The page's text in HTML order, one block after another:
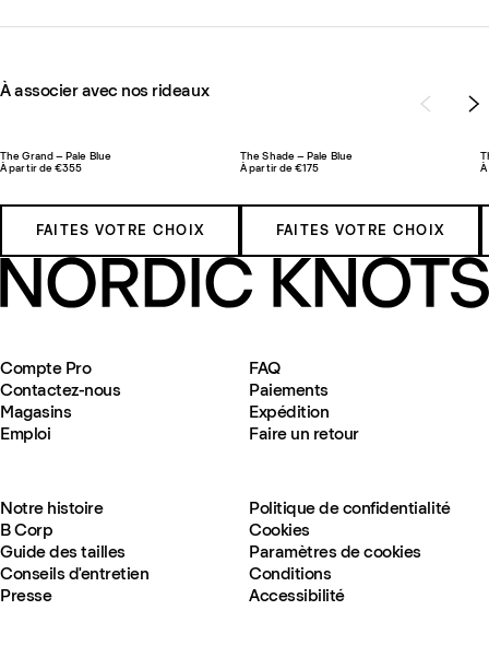
À associer avec nos rideaux
The Grand – Pale Blue
À partir de €355
FAITES VOTRE CHOIX
The Shade – Pale Blue
À partir de €175
FAITES VOTRE CHOIX
Compte Pro
Contactez-nous
Magasins
Emploi
FAQ
Paiements
Expédition
Faire un retour
Notre histoire
B Corp
Guide des tailles
Conseils d'entretien
Presse
Politique de confidentialité
Cookies
Paramètres de cookies
Conditions
Accessibilité